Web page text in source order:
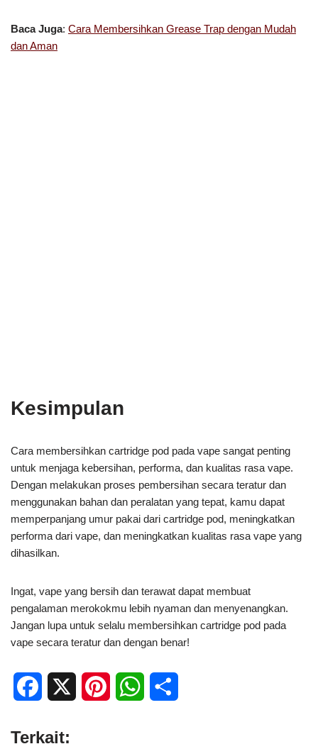
Baca Juga: Cara Membersihkan Grease Trap dengan Mudah
dan Aman
Kesimpulan
Cara membersihkan cartridge pod pada vape sangat penting
untuk menjaga kebersihan, performa, dan kualitas rasa vape.
Dengan melakukan proses pembersihan secara teratur dan
menggunakan bahan dan peralatan yang tepat, kamu dapat
memperpanjang umur pakai dari cartridge pod, meningkatkan
performa dari vape, dan meningkatkan kualitas rasa vape yang
dihasilkan.
Ingat, vape yang bersih dan terawat dapat membuat
pengalaman merokokmu lebih nyaman dan menyenangkan.
Jangan lupa untuk selalu membersihkan cartridge pod pada
vape secara teratur dan dengan benar!
Terkait: